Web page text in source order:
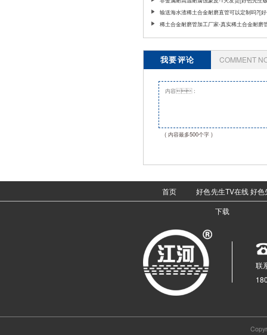
输送海水渣稀土合金耐磨直管可以定制吗?[
破解版]
稀土合金耐磨管加工厂家-真实稀土合金耐磨
直供
我要评论 COMMENT
( 内容最多500个字 )
首页
好色先生TV在线
下载
好色
联